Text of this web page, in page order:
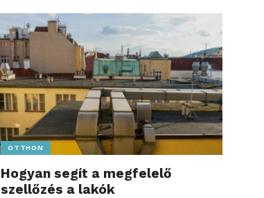
OTTHON
Hogyan segít a megfelelő
szellőzés a lakók